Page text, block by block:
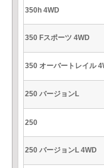
350h 4WD
350 Fスポーツ 4WD
350 オーバートレイル
250 バージョンL
250
250 バージョンL 4WD